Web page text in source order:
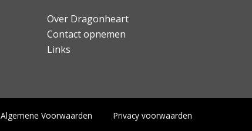
Over Dragonheart
Contact opnemen
Links
Algemene Voorwaarden
Privacy voorwaarden